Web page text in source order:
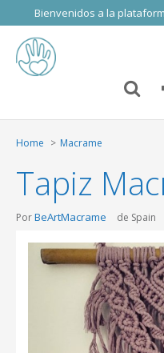
Bienvenidos a la
Home Macrame
Tapiz
PorBeArtMacrame de Spain